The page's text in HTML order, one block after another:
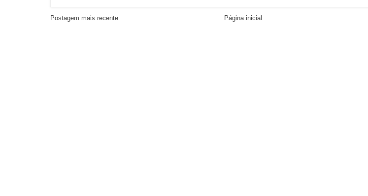
Postagem mais recente Página inicial